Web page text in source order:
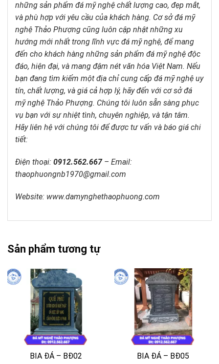
những sản phẩm đá mỹ nghệ chất lượng cao, đẹp mắt,
và phù hợp với yêu cầu của khách hàng. Cơ sở đá mỹ
nghệ Thảo Phượng cũng luôn cập nhật những xu
hướng mới nhất trong lĩnh vực đá mỹ nghệ, để mang
đến cho khách hàng những sản phẩm đá mỹ nghệ độc
đáo, hiện đại, và mang đậm nét văn hóa Việt Nam. Nếu
bạn đang tìm kiếm một địa chỉ cung cấp đá mỹ nghệ uy
tín, chất lượng, và giá cả hợp lý, hãy đến với cơ sở đá
mỹ nghệ Thảo Phượng. Chúng tôi luôn sẵn sàng phục
vụ bạn với sự nhiệt tình, chuyên nghiệp, và tận tâm.
Hãy liên hệ với chúng tôi để được tư vấn và báo giá chi
tiết:
Điện thoại: 0912.562.667– Email:
thaophuongnb1970@gmail.com
Website: www.damynghethaophuong.com
Sản phẩm tương tự
BIA ĐÁ – BĐ02
BIA ĐÁ – BĐ05